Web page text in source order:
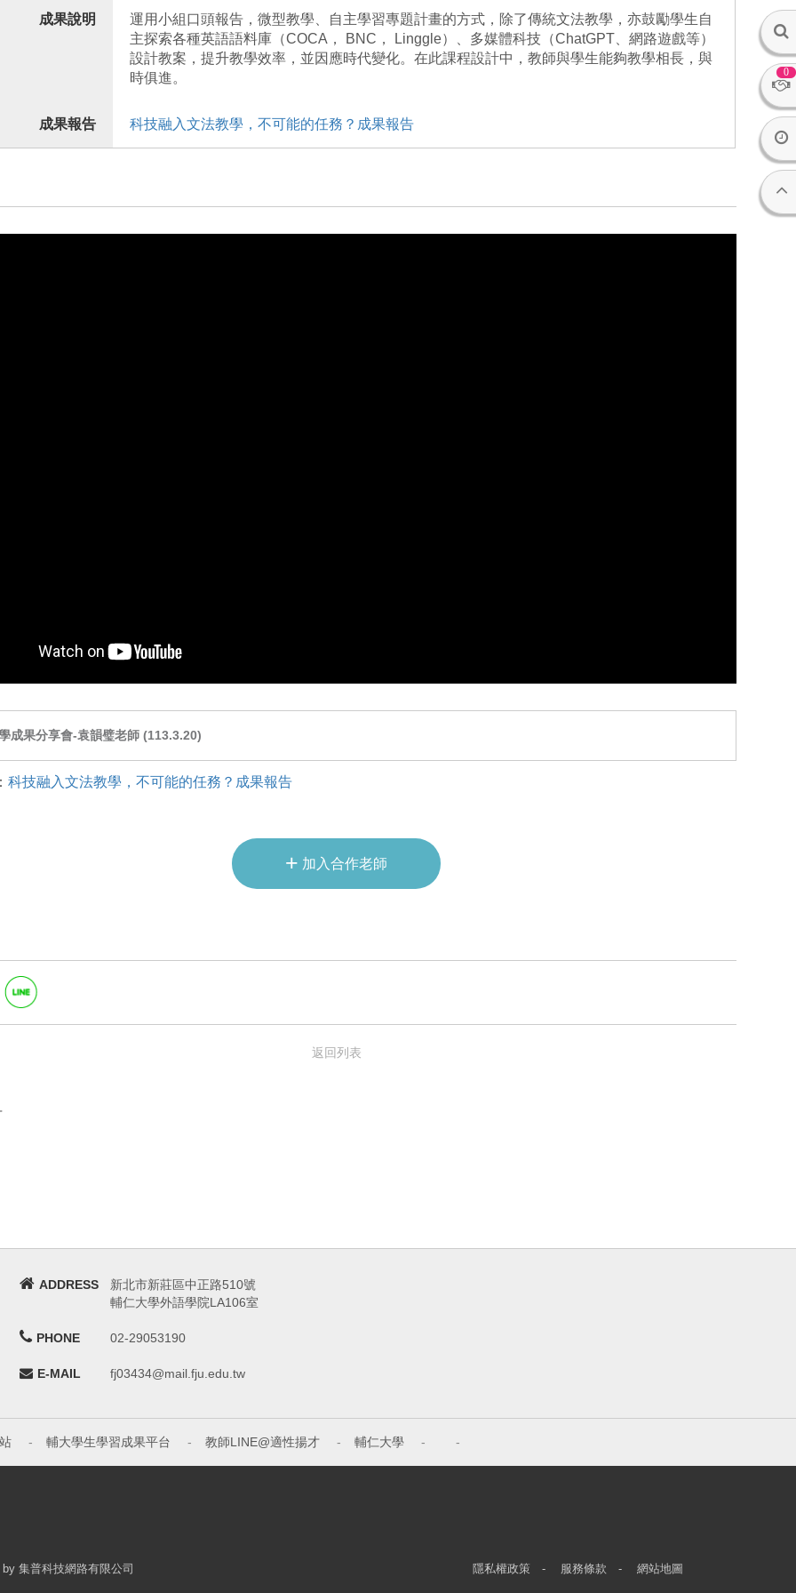
0
成果說明
運用小組口頭報告，微型教學、自主學習專題計畫的方式，除了傳統文法教學，亦鼓勵學生自
主探索各種英語語料庫（COCA， BNC， Linggle）、多媒體科技（ChatGPT、網路遊戲等）
設計教案，提升教學效率，並因應時代變化。在此課程設計中，教師與學生能夠教學相長，與
時俱進。
成果報告 科技融入文法教學，不可能的任務？成果報告
成果分享會-袁韻璧老師 (113.3.20)
科技融入文法教學，不可能的任務？成果報告
+ 加入合作老師
返回列表
ADDRESS
新北市新莊區中正路510號
輔仁大學外語學院LA106室
PHONE 02-29053190
E-MAIL fj03434@mail.fju.edu.tw
- 輔大學生學習成果平台 - 教師LINE@適性揚才 - 輔仁大學 - -
集普科技網路有限公司 隱私權政策- 服務條款 - 網站地圖